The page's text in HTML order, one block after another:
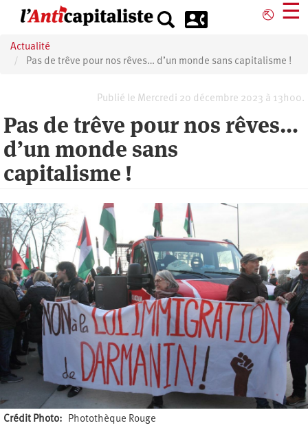
principal
⎋ ☰
Actualité
Pas de trêve pour nos rêves… d’un monde sans capitalisme !
Publié le Mercredi 20 décembre 2023 à 13h00.
Pas de trêve pour nos rêves…
d’un monde sans
capitalisme !
Crédit Photo Photothèque Rouge